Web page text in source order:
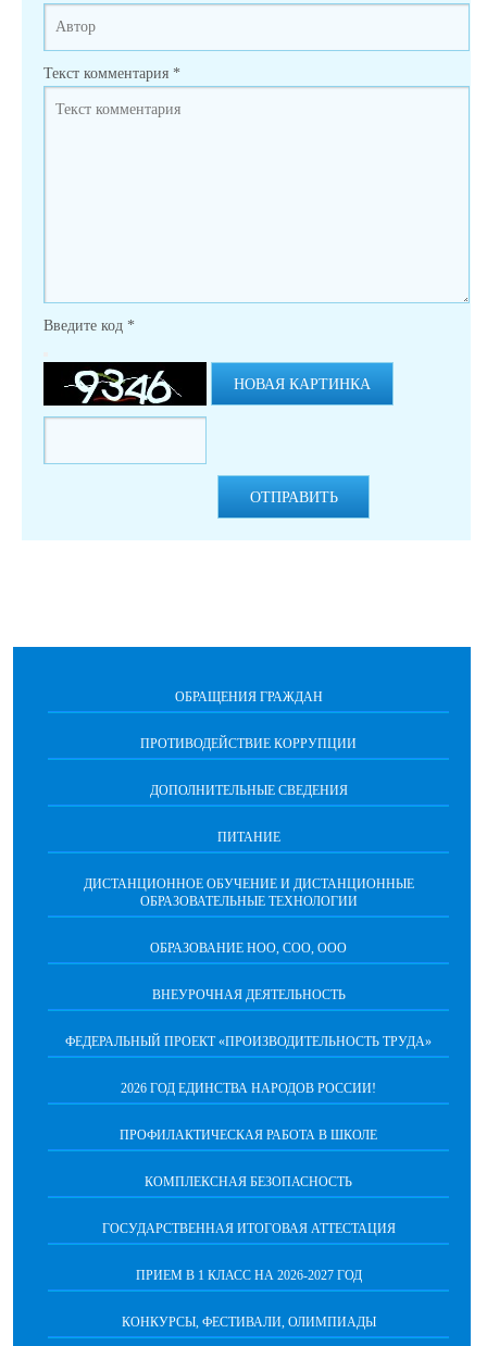
Текст комментария *
Введите код *
НОВАЯ КАРТИНКА
ОТПРАВИТЬ
ОБРАЩЕНИЯ ГРАЖДАН
ПРОТИВОДЕЙСТВИЕ КОРРУПЦИИ
ДОПОЛНИТЕЛЬНЫЕ СВЕДЕНИЯ
ПИТАНИЕ
ДИСТАНЦИОННОЕ ОБУЧЕНИЕ И ДИСТАНЦИОННЫЕ
ОБРАЗОВАТЕЛЬНЫЕ ТЕХНОЛОГИИ
ОБРАЗОВАНИЕ НОО, СОО, ООО
ВНЕУРОЧНАЯ ДЕЯТЕЛЬНОСТЬ
ФЕДЕРАЛЬНЫЙ ПРОЕКТ «ПРОИЗВОДИТЕЛЬНОСТЬ ТРУДА»
2026 ГОД ЕДИНСТВА НАРОДОВ РОССИИ!
ПРОФИЛАКТИЧЕСКАЯ РАБОТА В ШКОЛЕ
КОМПЛЕКСНАЯ БЕЗОПАСНОСТЬ
ГОСУДАРСТВЕННАЯ ИТОГОВАЯ АТТЕСТАЦИЯ
ПРИЕМ В 1 КЛАСС НА 2026-2027 ГОД
КОНКУРСЫ, ФЕСТИВАЛИ, ОЛИМПИАДЫ